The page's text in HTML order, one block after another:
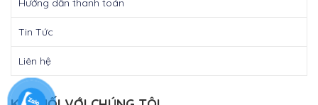
Hướng dẫn thanh toán
Tin Tức
Liên hệ